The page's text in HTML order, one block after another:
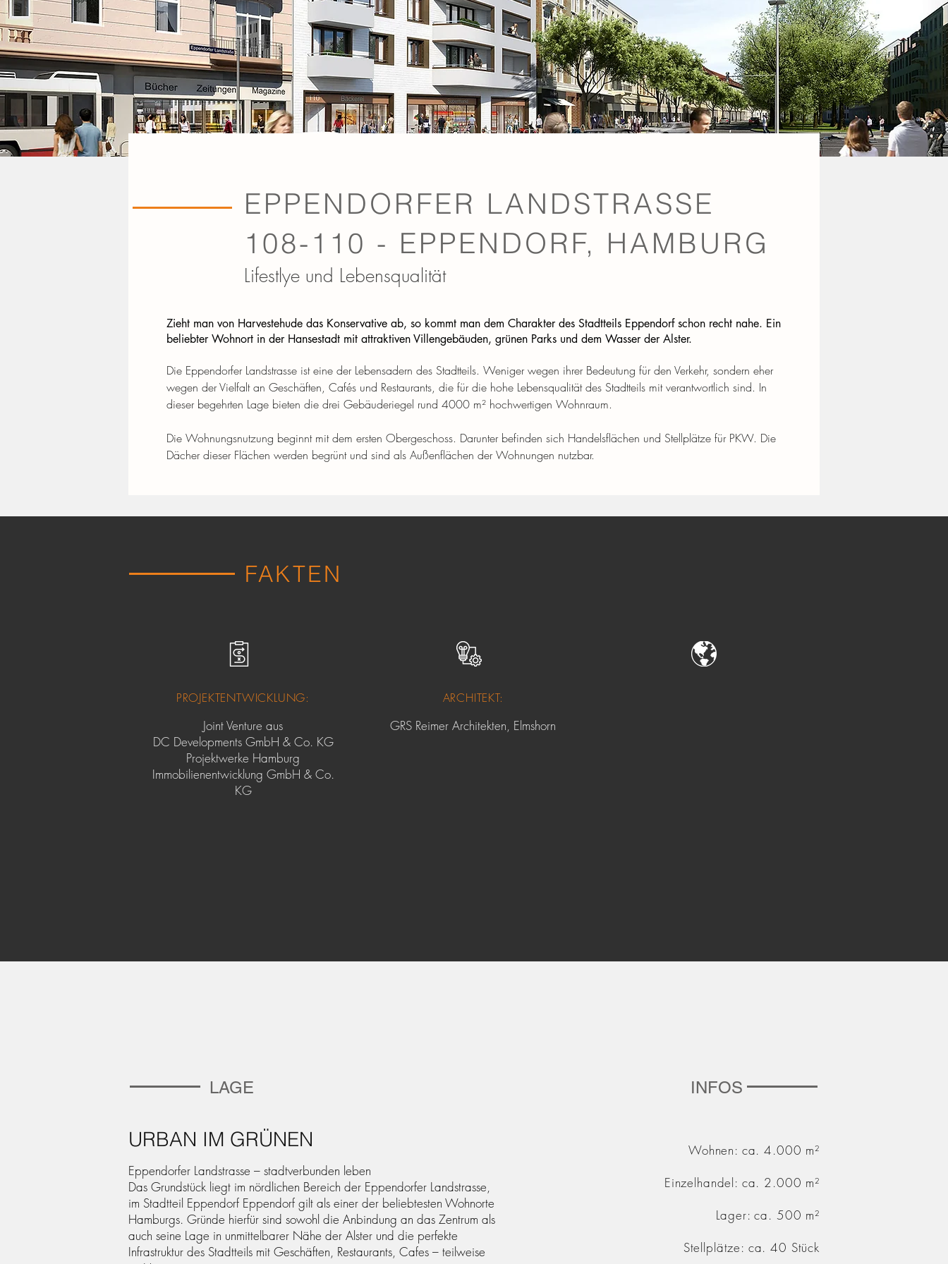
EPPENDORFER LANDSTRASSE
108-110 - EPPENDORF, HAMBURG
Lifestlye und Lebensqualität
Zieht man von Harvestehude das Konservative ab, so kommt man dem Charakter des Stadtteils Eppendorf schon recht nahe. Ein
beliebter Wohnort in der Hansestadt mit attraktiven Villengebäuden, grünen Parks und dem Wasser der Alster.
Die Eppendorfer Landstrasse ist eine der Lebensadern des Stadtteils. Weniger wegen ihrer Bedeutung für den Verkehr, sondern eher
wegen der Vielfalt an Geschäften, Cafés und Restaurants, die für die hohe Lebensqualität des Stadtteils mit verantwortlich sind. In
dieser begehrten Lage bieten die drei Gebäuderiegel rund 4000 m² hochwertigen Wohnraum.
Die Wohnungsnutzung beginnt mit dem ersten Obergeschoss. Darunter befinden sich Handelsflächen und Stellplätze für PKW. Die
Dächer dieser Flächen werden begrünt und sind als Außenflächen der Wohnungen nutzbar.
FAKTEN
PROJEKTENTWICKLUNG:
Joint Venture aus
DC Developments GmbH & Co. KG
Projektwerke Hamburg
Immobilienentwicklung GmbH & Co.
KG
ARCHITEKT:
GRS Reimer Architekten, Elmshorn
LAGE
URBAN IM GRÜNEN
Eppendorfer Landstrasse – stadtverbunden leben
Das Grundstück liegt im nördlichen Bereich der Eppendorfer Landstrasse,
im Stadtteil Eppendorf Eppendorf gilt als einer der beliebtesten Wohnorte
Hamburgs. Gründe hierfür sind sowohl die Anbindung an das Zentrum als
auch seine Lage in unmittelbarer Nähe der Alster und die perfekte
Infrastruktur des Stadtteils mit Geschäften, Restaurants, Cafes – teilweise
INFOS
Wohnen: ca. 4.000 m²
Einzelhandel: ca. 2.000 m²
Lager: ca. 500 m²
Stellplätze: ca. 40 Stück